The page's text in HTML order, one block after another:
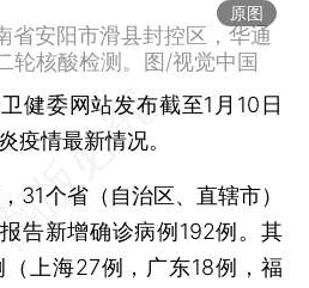
原图
省安阳市滑县封控区，华通
轮核酸检测。图/视觉中国
健委网站发布截至1月10日
疫情最新情况。
个省（自治区、直辖市）
告新增确诊病例192例。其
上海27例，广东18例，福